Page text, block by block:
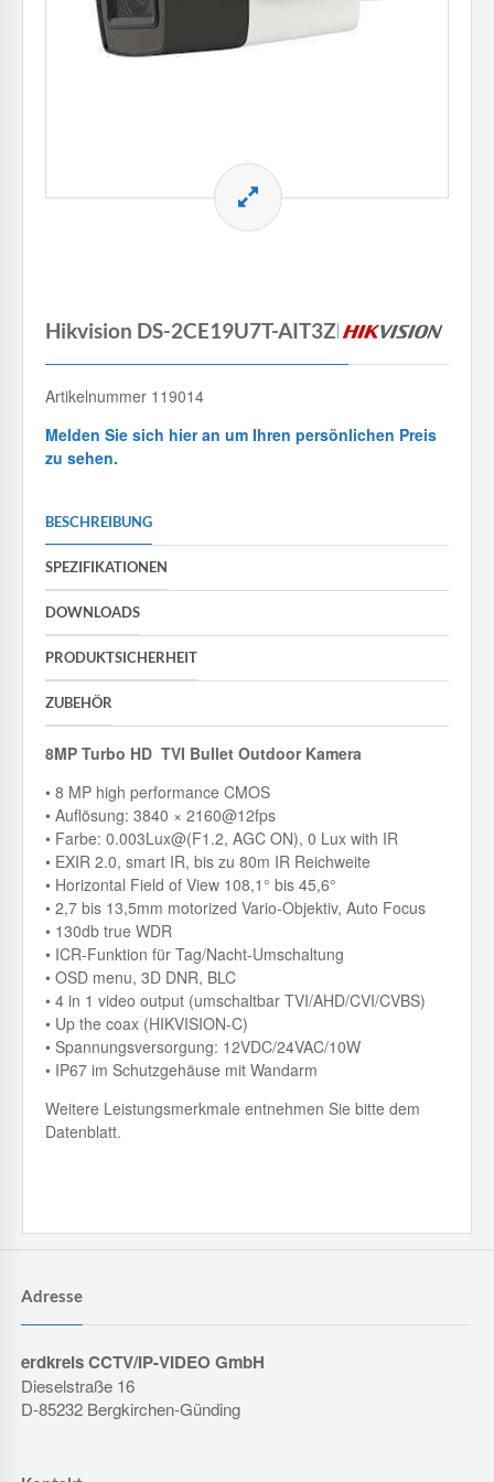
Hikvision DS-2CE19U7T-AIT3ZF
Artikelnummer 119014
Melden Sie sich hier an um Ihren persönlichen Preis
zu sehen.
BESCHREIBUNG
SPEZIFIKATIONEN
DOWNLOADS
PRODUKTSICHERHEIT
ZUBEHÖR
8MP Turbo HD TVI Bullet Outdoor Kamera
• 8 MP high performance CMOS
• Auflösung: 3840 × 2160@12fps
• Farbe: 0.003Lux@(F1.2, AGC ON), 0 Lux with IR
• EXIR 2.0, smart IR, bis zu 80m IR Reichweite
• Horizontal Field of View 108,1° bis 45,6°
• 2,7 bis 13,5mm motorized Vario-Objektiv, Auto Focus
• 130db true WDR
• ICR-Funktion für Tag/Nacht-Umschaltung
• OSD menu, 3D DNR, BLC
• 4 in 1 video output (umschaltbar TVI/AHD/CVI/CVBS)
• Up the coax (HIKVISION-C)
• Spannungsversorgung: 12VDC/24VAC/10W
• IP67 im Schutzgehäuse mit Wandarm
Weitere Leistungsmerkmale entnehmen Sie bitte dem
Datenblatt.
Adresse
erdkreis CCTV/IP-VIDEO GmbH
Dieselstraße 16
D-85232 Bergkirchen-Günding